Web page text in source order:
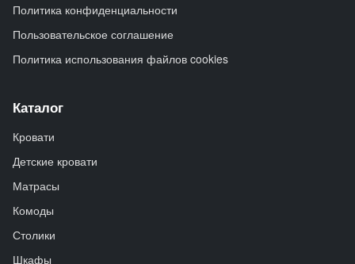
Политика конфиденциальности
Пользовательское соглашение
Политика использования файлов cookies
Каталог
Кровати
Детские кровати
Матрасы
Комоды
Столики
Шкафы